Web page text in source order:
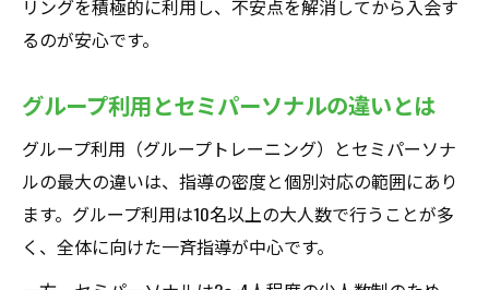
リングを積極的に利用し、不安点を解消してから入会す
るのが安心です。
グループ利用とセミパーソナルの違いとは
グループ利用（グループトレーニング）とセミパーソナ
ルの最大の違いは、指導の密度と個別対応の範囲にあり
ます。グループ利用は10名以上の大人数で行うことが多
く、全体に向けた一斉指導が中心です。